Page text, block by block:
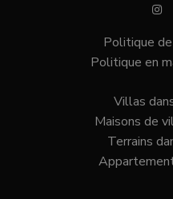
Politique
Politique en
Villas
Maisons de
Terrains